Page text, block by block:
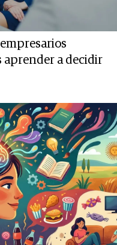
aprender a decidir